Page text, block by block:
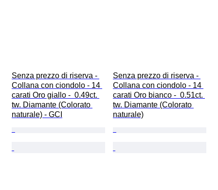
Senza prezzo di riserva -
Collana con ciondolo - 14
carati Oro giallo -  0.49ct.
tw. Diamante (Colorato
naturale) - GCI
Senza prezzo di riserva -
Collana con ciondolo - 14
carati Oro bianco -  0.51ct.
tw. Diamante (Colorato
naturale)